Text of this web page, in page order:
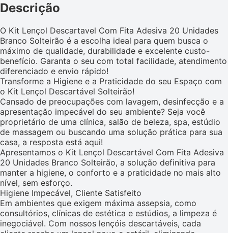
Descrição
O Kit Lençol Descartavel Com Fita Adesiva 20 Unidades
Branco Solteirão é a escolha ideal para quem busca o
máximo de qualidade, durabilidade e excelente custo-
benefício. Garanta o seu com total facilidade, atendimento
diferenciado e envio rápido!
Transforme a Higiene e a Praticidade do seu Espaço com
o Kit Lençol Descartável Solteirão!
Cansado de preocupações com lavagem, desinfecção e a
apresentação impecável do seu ambiente? Seja você
proprietário de uma clínica, salão de beleza, spa, estúdio
de massagem ou buscando uma solução prática para sua
casa, a resposta está aqui!
Apresentamos o Kit Lençol Descartável Com Fita Adesiva
20 Unidades Branco Solteirão, a solução definitiva para
manter a higiene, o conforto e a praticidade no mais alto
nível, sem esforço.
Higiene Impecável, Cliente Satisfeito
Em ambientes que exigem máxima assepsia, como
consultórios, clínicas de estética e estúdios, a limpeza é
inegociável. Com nossos lençóis descartáveis, cada